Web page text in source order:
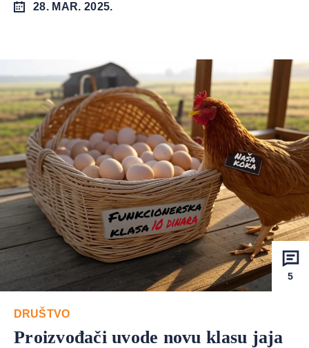
28. MAR. 2025.
5
DRUŠTVO
Proizvođači uvode novu klasu jaja